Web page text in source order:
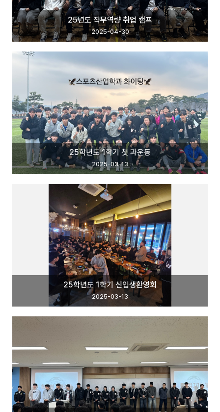
25년도 직무역량 취업 캠프
2025-04-30
25학년도 1학기 첫 과운동
2025-03-13
25학년도 1학기 신입생환영회
2025-03-13